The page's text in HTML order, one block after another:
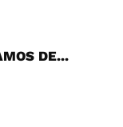
DE...